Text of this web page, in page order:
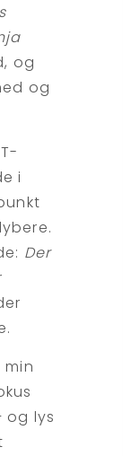
og
og
i
Der
lys